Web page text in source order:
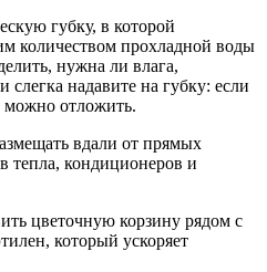
губку, в которой
количеством прохладной воды
нужна ли влага,
слегка надавите на губку: если
можно отложить.
вдали от прямых
тепла, кондиционеров и
цветочную корзину рядом с
который ускоряет